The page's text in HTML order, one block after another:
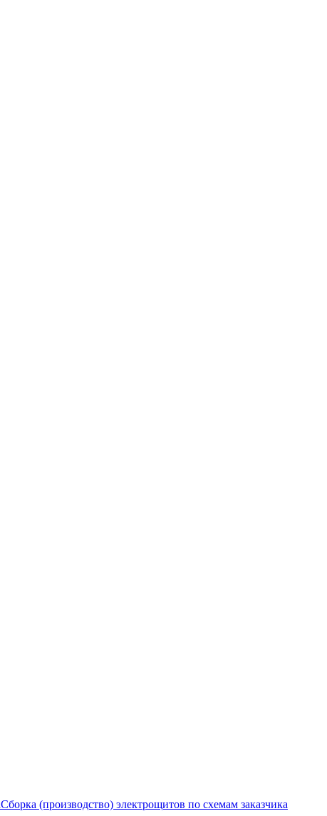
Сборка (производство) электрощитов по схемам заказчика